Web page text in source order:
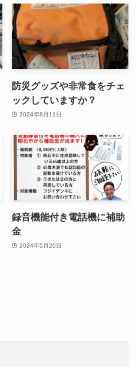
防災グッズや非常食をチェ
ックしていますか？
2024年8月11日
録音機能付き電話機に補助
金
2024年5月20日